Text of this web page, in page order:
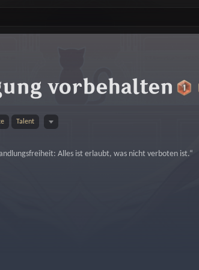
vorbehalten
Talent
Alles ist erlaubt, was nicht verboten ist.“